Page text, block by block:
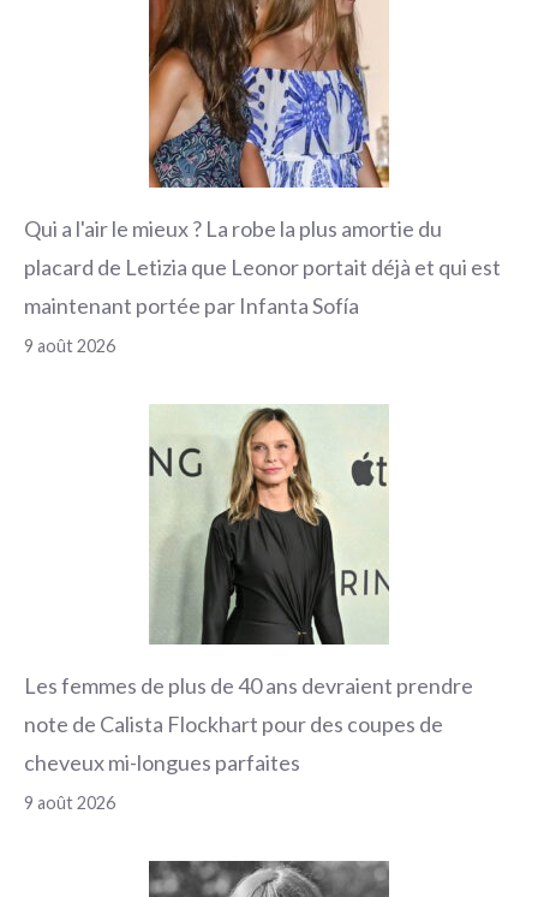
Qui a l'air le mieux ? La robe la plus amortie du
placard de Letizia que Leonor portait déjà et qui est
maintenant portée par Infanta Sofía
9 août 2026
Les femmes de plus de 40 ans devraient prendre
note de Calista Flockhart pour des coupes de
cheveux mi-longues parfaites
9 août 2026